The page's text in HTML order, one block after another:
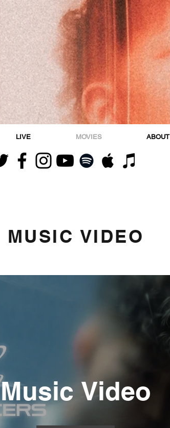
LIVE MOVIES ABOUT
​MUSIC VIDEO
Music Video